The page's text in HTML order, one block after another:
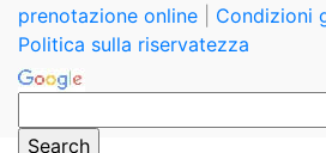
prenotazione online
Condizioni
Politica sulla riservatezza